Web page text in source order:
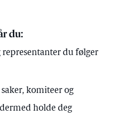
du:
representanter du følger
komiteer og
holde deg